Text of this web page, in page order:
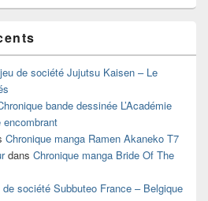
de société Jujutsu Kaisen – Le
bande dessinée L’Académie
encombrant
Chronique manga Ramen Akaneko T7
dans Chronique manga Bride Of The
société Subbuteo France – Belgique